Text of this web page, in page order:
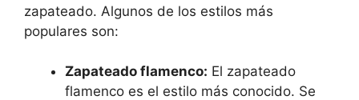
zapateado. Algunos de los estilos más
populares son:
Zapateado flamenco: El zapateado
flamenco es el estilo más conocido. Se